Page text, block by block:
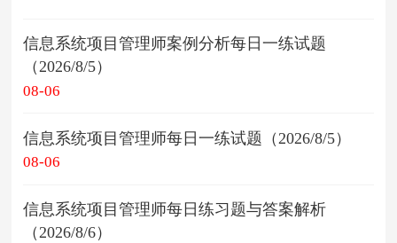
信息系统项目管理师案例分析每日一练试题
（2026/8/5）
08-06
信息系统项目管理师每日一练试题（2026/8/5）
08-06
信息系统项目管理师每日练习题与答案解析
（2026/8/6）